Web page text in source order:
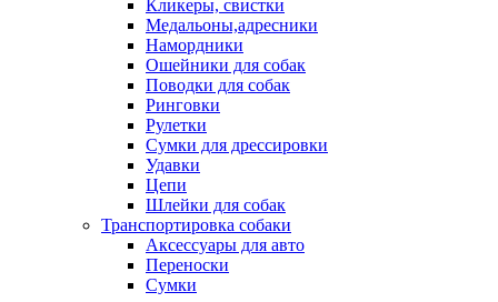
Кликеры, свистки
Медальоны,адресники
Намордники
Ошейники для собак
Поводки для собак
Ринговки
Рулетки
Сумки для дрессировки
Удавки
Цепи
Шлейки для собак
Транспортировка собаки
Аксессуары для авто
Переноски
Сумки